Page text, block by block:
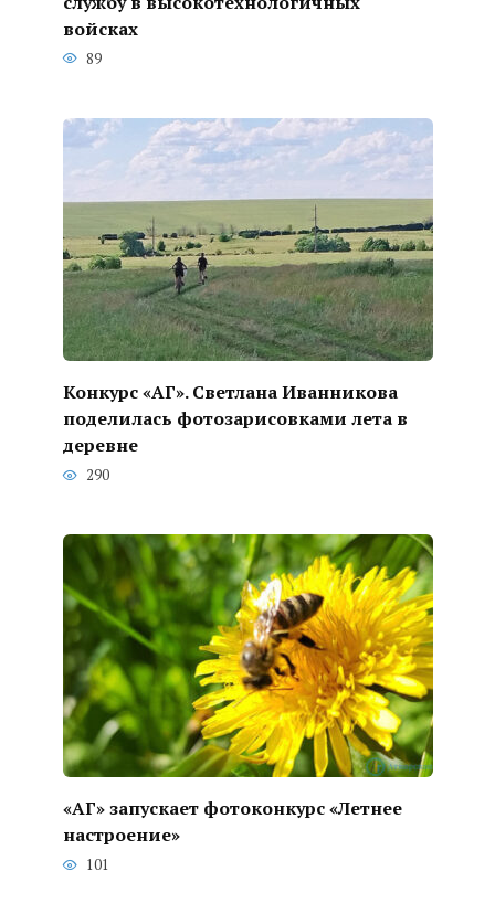
войсках
89
Конкурс «АГ». Светлана Иванникова
поделилась фотозарисовками лета в
деревне
290
«АГ» запускает фотоконкурс «Летнее
настроение»
101